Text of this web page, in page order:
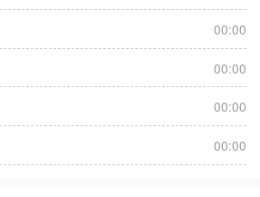
00:00
00:00
00:00
00:00